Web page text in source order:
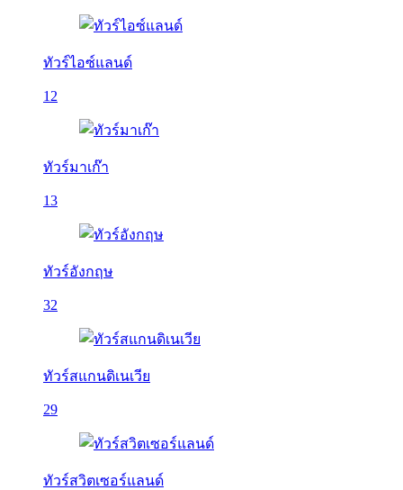
ทัวร์ไอซ์แลนด์
12
ทัวร์มาเก๊า
13
ทัวร์อังกฤษ
32
ทัวร์สแกนดิเนเวีย
29
ทัวร์สวิตเซอร์แลนด์